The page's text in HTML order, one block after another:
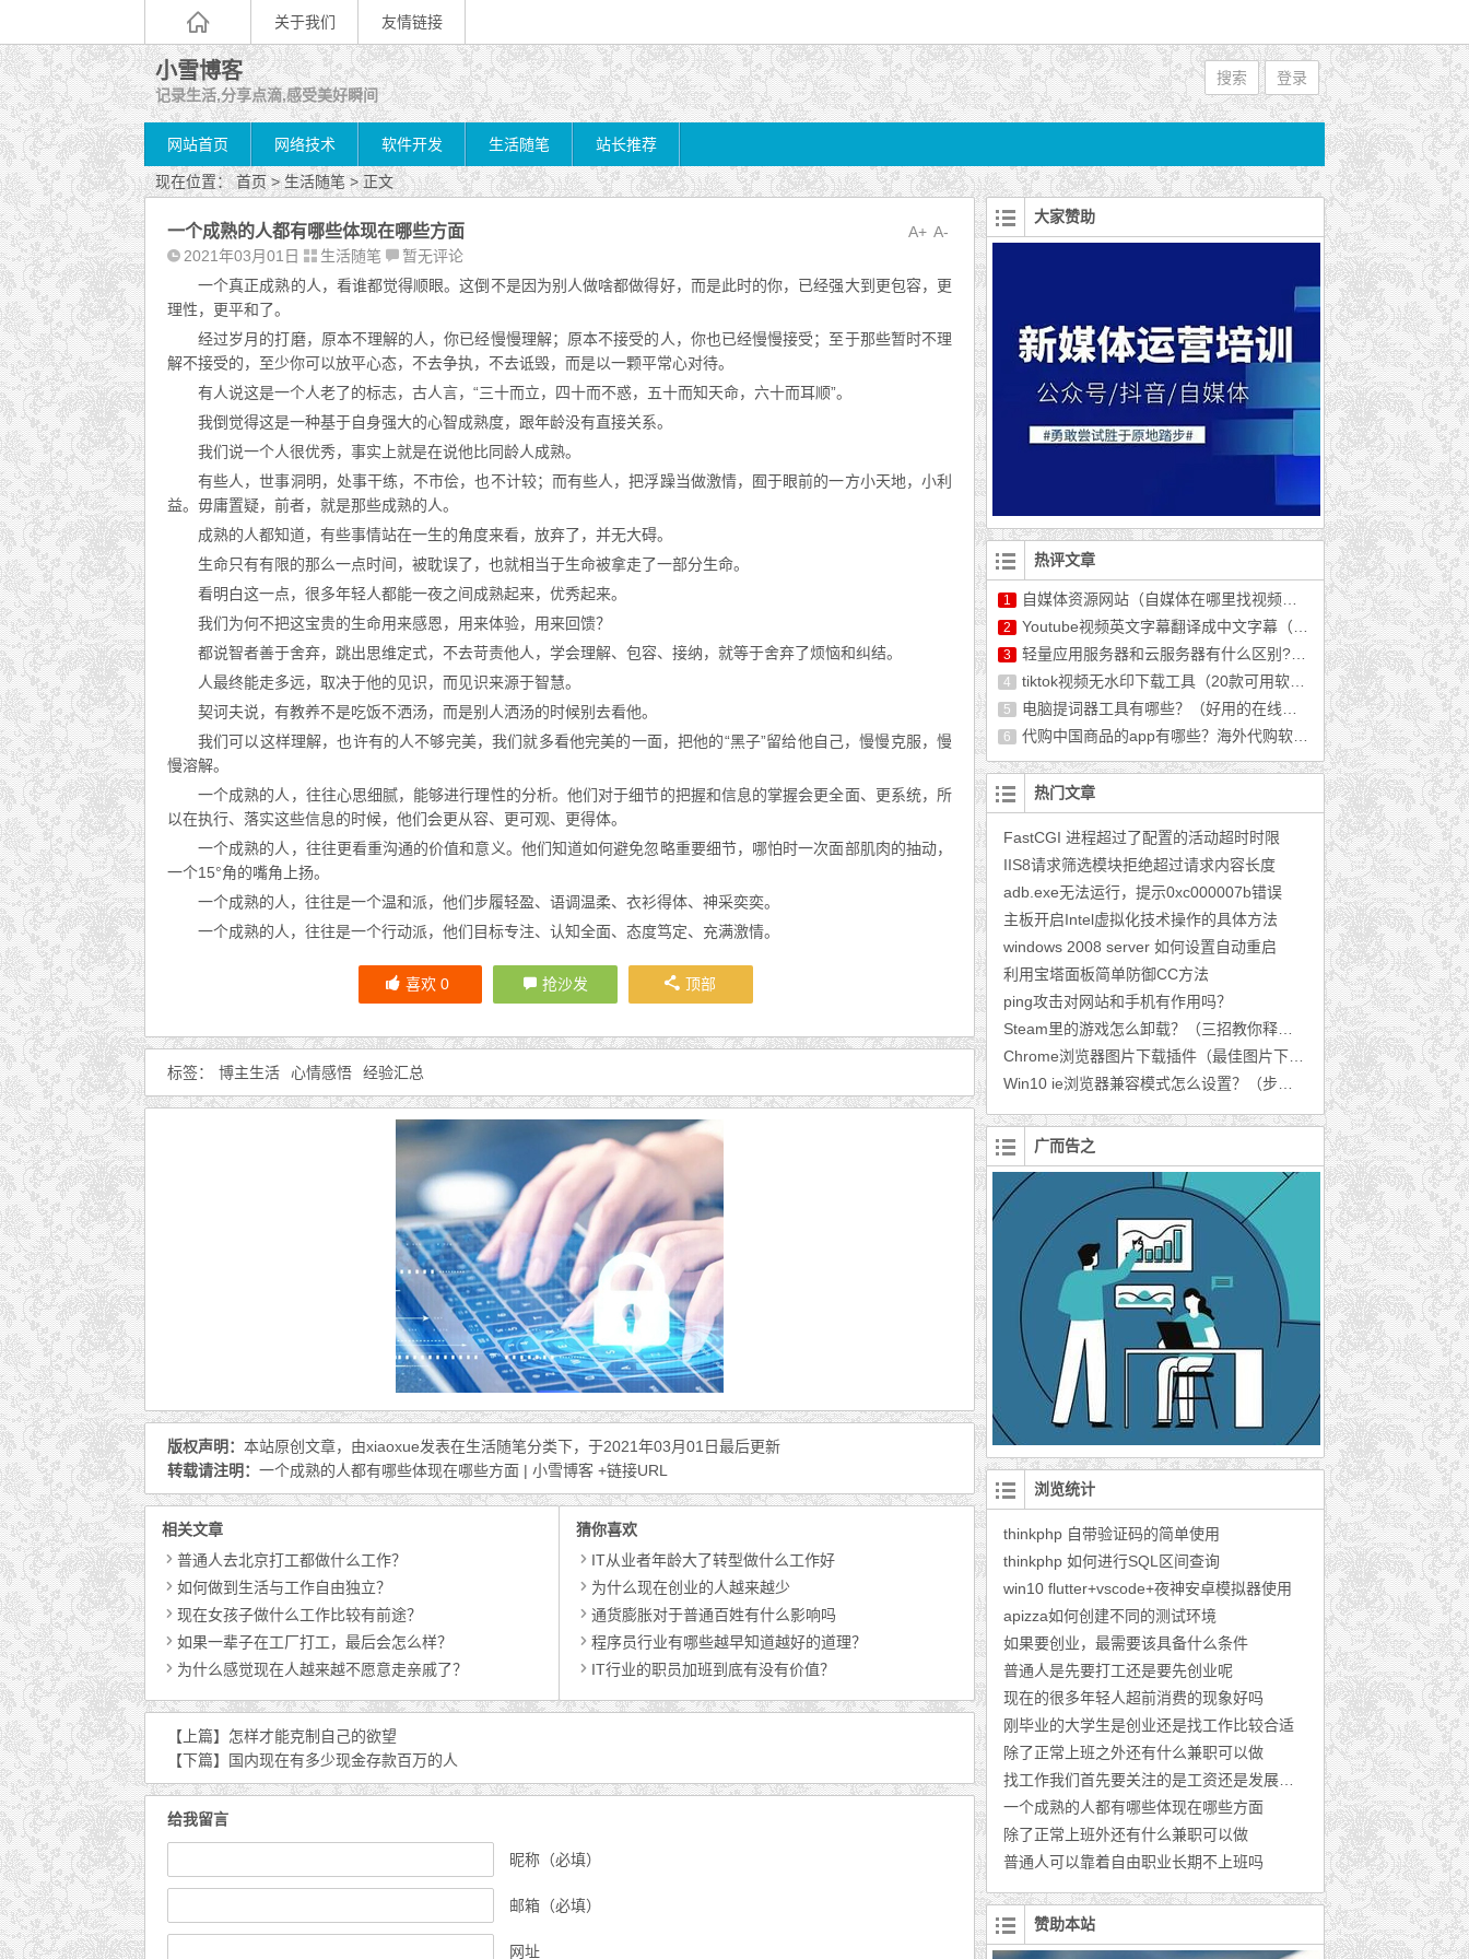
关于我们 友情链接
小雪博客
记录生活,分享点滴,感受美好瞬间
搜索 登录
网站首页 网络技术 软件开发 生活随笔 站长推荐
现在位置：首页>生活随笔> 正文
A-
A+
一个成熟的人都有哪些体现在哪些方面
2021年03月01日 生活随笔
暂无评论
一个真正成熟的人，看谁都觉得顺眼。这倒不是因为别人做啥都做得好，而是此时的你，已经强大到更包容，更
理性，更平和了。
经过岁月的打磨，原本不理解的人，你已经慢慢理解；原本不接受的人，你也已经慢慢接受；至于那些暂时不理
解不接受的，至少你可以放平心态，不去争执，不去诋毁，而是以一颗平常心对待。
有人说这是一个人老了的标志，古人言，“三十而立，四十而不惑，五十而知天命，六十而耳顺”。
我倒觉得这是一种基于自身强大的心智成熟度，跟年龄没有直接关系。
我们说一个人很优秀，事实上就是在说他比同龄人成熟。
有些人，世事洞明，处事干练，不市侩，也不计较；而有些人，把浮躁当做激情，囿于眼前的一方小天地，小利
益。毋庸置疑，前者，就是那些成熟的人。
成熟的人都知道，有些事情站在一生的角度来看，放弃了，并无大碍。
生命只有有限的那么一点时间，被耽误了，也就相当于生命被拿走了一部分生命。
看明白这一点，很多年轻人都能一夜之间成熟起来，优秀起来。
我们为何不把这宝贵的生命用来感恩，用来体验，用来回馈？
都说智者善于舍弃，跳出思维定式，不去苛责他人，学会理解、包容、接纳，就等于舍弃了烦恼和纠结。
人最终能走多远，取决于他的见识，而见识来源于智慧。
契诃夫说，有教养不是吃饭不洒汤，而是别人洒汤的时候别去看他。
我们可以这样理解，也许有的人不够完美，我们就多看他完美的一面，把他的“黑子”留给他自己，慢慢克服，慢
慢溶解。
一个成熟的人，往往心思细腻，能够进行理性的分析。他们对于细节的把握和信息的掌握会更全面、更系统，所
以在执行、落实这些信息的时候，他们会更从容、更可观、更得体。
一个成熟的人，往往更看重沟通的价值和意义。他们知道如何避免忽略重要细节，哪怕时一次面部肌肉的抽动，
一个15°角的嘴角上扬。
一个成熟的人，往往是一个温和派，他们步履轻盈、语调温柔、衣衫得体、神采奕奕。
一个成熟的人，往往是一个行动派，他们目标专注、认知全面、态度笃定、充满激情。
喜欢0 抢沙发 顶部
标签： 博主生活 心情感悟 经验汇总
版权声明： 本站原创文章，由xiaoxue发表在生活随笔分类下，于2021年03月01日最后更新
转载请注明： 一个成熟的人都有哪些体现在哪些方面 | 小雪博客 +链接URL
相关文章
普通人去北京打工都做什么工作？
如何做到生活与工作自由独立？
现在女孩子做什么工作比较有前途？
如果一辈子在工厂打工，最后会怎么样？
为什么感觉现在人越来越不愿意走亲戚了？
猜你喜欢
IT从业者年龄大了转型做什么工作好
为什么现在创业的人越来越少
通货膨胀对于普通百姓有什么影响吗
程序员行业有哪些越早知道越好的道理？
IT行业的职员加班到底有没有价值？
【上篇】 怎样才能克制自己的欲望
【下篇】
国内现在有多少现金存款百万的人
给我留言
昵称（必填）
邮箱（必填）
网址
大家赞助
热评文章
1 自媒体资源网站（自媒体在哪里找视频资源）
2 Youtube视频英文字幕翻译成中文字幕（最新教程）
3 轻量应用服务器和云服务器有什么区别?哪个好用?
4 tiktok视频无水印下载工具（20款可用软件推荐）
5 电脑提词器工具有哪些？（好用的在线提词器分享）
6 代购中国商品的app有哪些？海外代购软件排行榜前十
热门文章
FastCGI 进程超过了配置的活动超时时限
IIS8请求筛选模块拒绝超过请求内容长度
adb.exe无法运行，提示0xc000007b错误
主板开启Intel虚拟化技术操作的具体方法
windows 2008 server 如何设置自动重启
利用宝塔面板简单防御CC方法
ping攻击对网站和手机有作用吗？
广而告之
浏览统计
thinkphp 自带验证码的简单使用
thinkphp 如何进行SQL区间查询
win10 flutter+vscode+夜神安卓模拟器使用
apizza如何创建不同的测试环境
如果要创业，最需要该具备什么条件
普通人是先要打工还是要先创业呢
现在的很多年轻人超前消费的现象好吗
刚毕业的大学生是创业还是找工作比较合适
除了正常上班之外还有什么兼职可以做
一个成熟的人都有哪些体现在哪些方面
除了正常上班外还有什么兼职可以做
普通人可以靠着自由职业长期不上班吗
赞助本站